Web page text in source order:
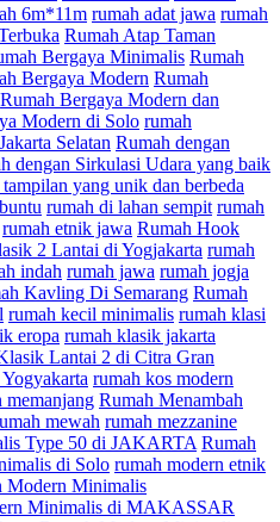
6m*11m rumah adat jawa rumah
Rumah Atap Taman
Bergaya Minimalis Rumah
Bergaya Modern Rumah
Rumah Bergaya Modern dan
Modern di Solo rumah
Selatan Rumah dengan
dengan Sirkulasi Udara yang baik
yang unik dan berbeda
rumah di lahan sempit rumah
rumah etnik jawa Rumah Hook
2 Lantai di Yogjakarta rumah
indah rumah jawa rumah jogja
Kavling Di Semarang Rumah
rumah kecil minimalis rumah klasi
eropa rumah klasik jakarta
Lantai 2 di Citra Gran
rumah kos modern
memanjang Rumah Menambah
mewah rumah mezzanine
Type 50 di JAKARTA Rumah
di Solo rumah modern etnik
Modern Minimalis
Minimalis di MAKASSAR